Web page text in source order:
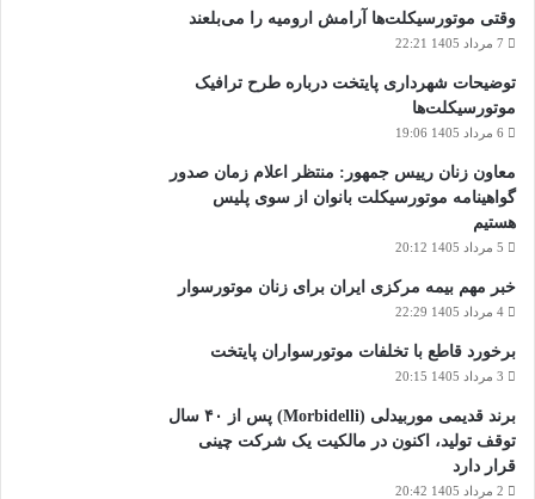
وقتی موتورسیکلت‌ها آرامش ارومیه را می‌بلعند
7 مرداد 1405 22:21
توضیحات شهرداری پایتخت درباره طرح ترافیک
موتورسیکلت‌ها
6 مرداد 1405 19:06
معاون زنان رییس جمهور: منتظر اعلام زمان صدور
گواهینامه موتورسیکلت بانوان از سوی پلیس
هستیم
5 مرداد 1405 20:12
خبر مهم بیمه مرکزی ایران برای زنان موتورسوار
4 مرداد 1405 22:29
برخورد قاطع با تخلفات موتورسواران پایتخت
3 مرداد 1405 20:15
برند قدیمی موربیدلی (Morbidelli) پس از ۴۰ سال
توقف تولید، اکنون در مالکیت یک شرکت چینی
قرار دارد
2 مرداد 1405 20:42